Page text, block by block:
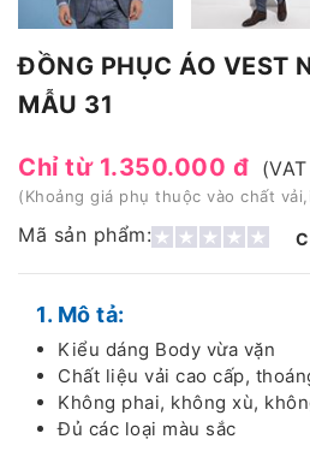
ĐỒNG PHỤC ÁO VEST
MẪU 31
Chỉ từ 1.350.000 đ
(Khoảng giá phụ thuộc vào chất
Mã sản phẩm:
1. Mô tả:
Kiểu dáng Body vừa vặn
Chất liệu vải cao cấp,
Không phai, không xù,
Đủ các loại màu sắc